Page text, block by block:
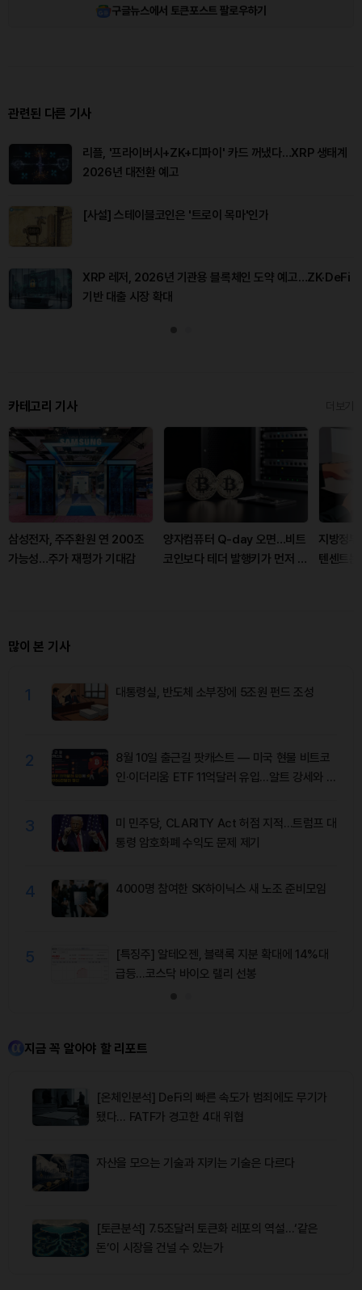
구글뉴스에서 토큰포스트 팔로우하기
관련된 다른 기사
리플, '프라이버시+ZK+디파이' 카드 꺼냈다…XRP 생태계
2026년 대전환 예고
[사설] 스테이블코인은 '트로이 목마'인가
XRP 레저, 2026년 기관용 블록체인 도약 예고…ZK·DeFi
기반 대출 시장 확대
카테고리 기사
삼성전자, 주주환원 연 200조
가능성…주가 재평가 기대감
양자컴퓨터 Q-day 오면…비트
코인보다 테더 발행키가 먼저 뚫
지방정
텐센트
많이 본 기사
1 대통령실, 반도체 소부장에 5조원 펀드 조성
2
8월 10일 출근길 팟캐스트 — 미국 현물 비트코
인·이더리움 ETF 11억달러 유입…알트 강세와 숏
3
미 민주당, CLARITY Act 허점 지적…트럼프 대
통령 암호화폐 수익도 문제 제기
4 4000명 참여한 SK하이닉스 새 노조 준비모임
5
[특징주] 알테오젠, 블랙록 지분 확대에 14%대
급등…코스닥 바이오 랠리 선봉
지금 꼭 알아야 할 리포트
[온체인분석] DeFi의 빠른 속도가 범죄에도 무기가
됐다… FATF가 경고한 4대 위협
자산을 모으는 기술과 지키는 기술은 다르다
[토큰분석] 7.5조달러 토큰화 레포의 역설…‘같은
돈’이 시장을 건널 수 있는가